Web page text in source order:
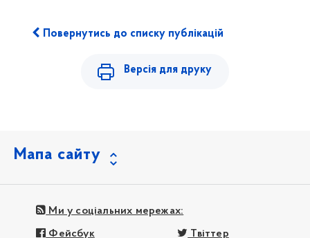
Повернутись до списку публікацій
Версія для друку
Мапа сайту
Ми у соціальних мережах:
Фейсбук Твіттер